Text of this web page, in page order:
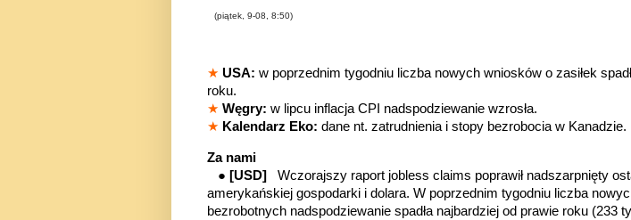
(piątek, 9-08, 8:50)
★ USA: w poprzednim tygodniu liczba nowych wniosków o zasiłek
roku.
★ Węgry: w lipcu inflacja CPI nadspodziewanie wzrosła.
★ Kalendarz Eko: dane nt. zatrudnienia i stopy bezrobocia w Kanadzie.
Za nami
● [USD] Wczorajszy raport jobless claims poprawił nadszarpnięty
amerykańskiej gospodarki i dolara. W poprzednim tygodniu liczba
bezrobotnych nadspodziewanie spadła najbardziej od prawie roku (233